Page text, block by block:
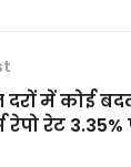
दरों में कोई
रेपो रेट 3.35%